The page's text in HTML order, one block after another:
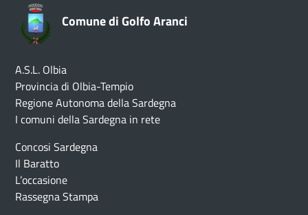
Comune di Golfo Aranci
A.S.L. Olbia
Provincia di Olbia-Tempio
Regione Autonoma della Sardegna
I comuni della Sardegna in rete
Concosi Sardegna
Il Baratto
L’occasione
Rassegna Stampa